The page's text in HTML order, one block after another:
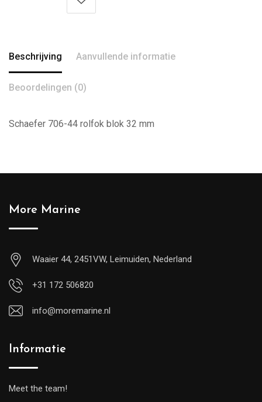
Beschrijving Aanvullende informatie
Beoordelingen (0)
Schaefer 706-44 rolfok blok 32 mm
More Marine
Waaier 44, 2451VW, Leimuiden, Nederland
+31 172 506820
info@moremarine.nl
Informatie
Meet the team!